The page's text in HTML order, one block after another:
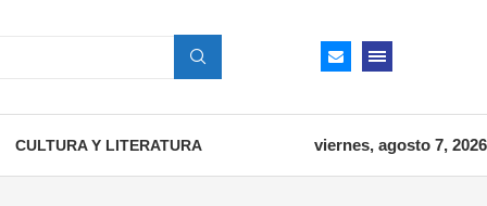
CULTURA Y LITERATURA viernes, agosto 7, 2026